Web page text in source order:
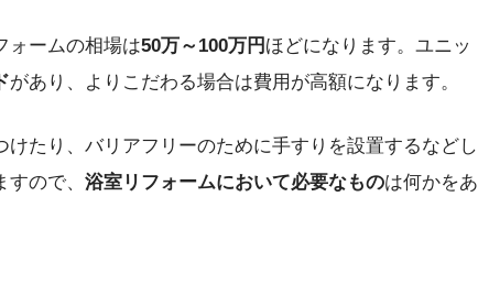
ォームの相場は50万～100万円 ほどになります。ユニッ
があり、よりこだわる場合は費用が高額になります。
たり、バリアフリーのために手すりを設置するなどし
ので、 浴室リフォームにおいて必要なものは何かをあ